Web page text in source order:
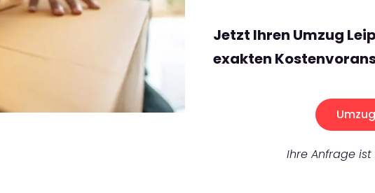
Jetzt Ihren Umzug
exakten
Ihre Anfrage ist